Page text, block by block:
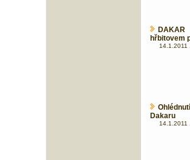
hřbitovem
14.1.2011
Dakaru
14.1.2011